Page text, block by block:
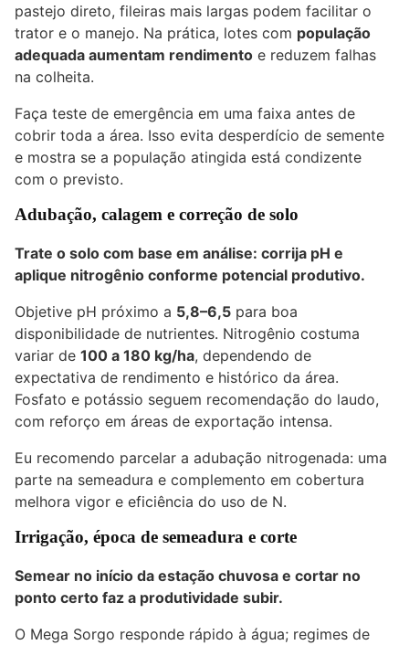
pastejo direto, fileiras mais largas podem facilitar o
trator e o manejo. Na prática, lotes com população
adequada aumentam rendimento e reduzem falhas
na colheita.
Faça teste de emergência em uma faixa antes de
cobrir toda a área. Isso evita desperdício de semente
e mostra se a população atingida está condizente
com o previsto.
Adubação, calagem e correção de solo
Trate o solo com base em análise: corrija pH e
aplique nitrogênio conforme potencial produtivo.
Objetive pH próximo a 5,8–6,5 para boa
disponibilidade de nutrientes. Nitrogênio costuma
variar de 100 a 180 kg/ha, dependendo de
expectativa de rendimento e histórico da área.
Fosfato e potássio seguem recomendação do laudo,
com reforço em áreas de exportação intensa.
Eu recomendo parcelar a adubação nitrogenada: uma
parte na semeadura e complemento em cobertura
melhora vigor e eficiência do uso de N.
Irrigação, época de semeadura e corte
Semear no início da estação chuvosa e cortar no
ponto certo faz a produtividade subir.
O Mega Sorgo responde rápido à água; regimes de